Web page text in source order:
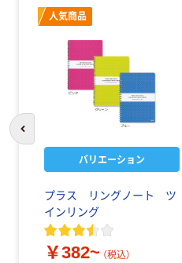
人気商品
バリエーション
プラス リングノート ツ
インリング
￥382~ （税込）
前のスライドへ